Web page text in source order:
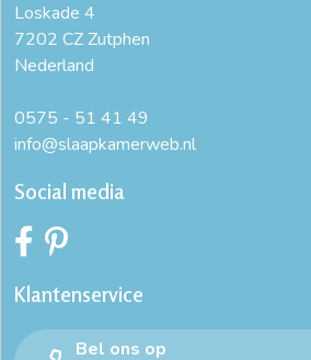
Loskade 4
7202 CZ Zutphen
Nederland
0575 - 51 41 49
info@slaapkamerweb.nl
Social media
Klantenservice
Bel ons op